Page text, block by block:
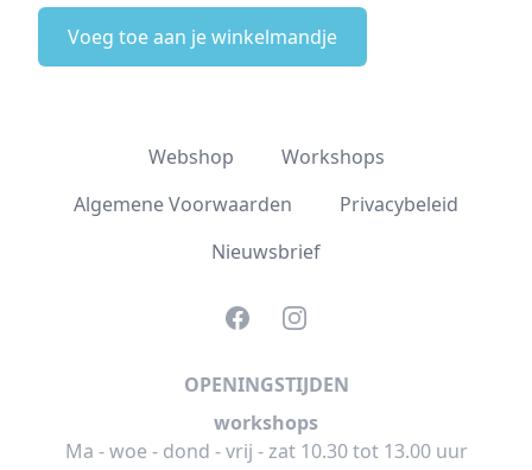
Voeg toe aan je winkelmandje
Webshop
Workshops
Algemene Voorwaarden
Privacybeleid
Nieuwsbrief
FacebookInstagram
OPENINGSTIJDEN
workshops
Ma - woe - dond - vrij - zat 10.30 tot 13.00 uur